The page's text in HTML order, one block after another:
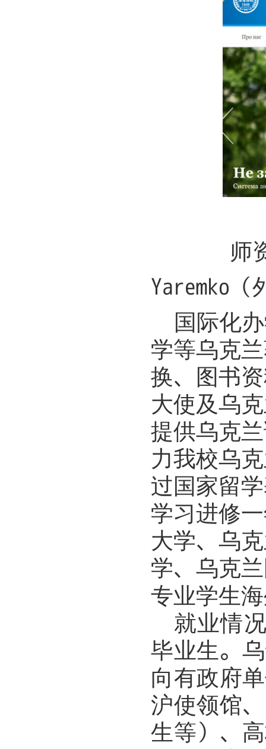
师
Yaremko
国际化
学等乌克
换、图书
大使及乌
提供乌克
力我校乌
过国家留
学习进修
大学、乌
学、乌克
专业学生
就业情
毕业生。
向有政府
沪使领馆
生等）、